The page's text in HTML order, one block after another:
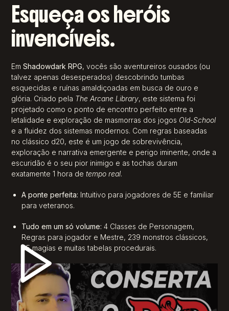
Esqueça os heróis
invencíveis.
EmShadowdark RPG, vocês são aventureiros ousados (ou
talvez apenas desesperados) descobrindo tumbas
esquecidas e ruínas amaldiçoadas em busca de ouro e
glória. Criado pela The Arcane Library, este sistema foi
projetado como o ponto de encontro perfeito entre a
letalidade e exploração de masmorras dos jogos Old-School
e a fluidez dos sistemas modernos. Com regras baseadas
no clássico d20, este é um jogo de sobrevivência,
exploração e narrativa emergente e perigo iminente, onde a
escuridão é o seu pior inimigo e as tochas duram
exatamente 1 hora detempo real.
A ponte perfeita: Intuitivo para jogadores de 5E e familiar
para veteranos.
Tudo em um só volume: 4 Classes de Personagem,
Regras para jogador e Mestre, 239 monstros clássicos,
85 magias e muitas tabelas procedurais.